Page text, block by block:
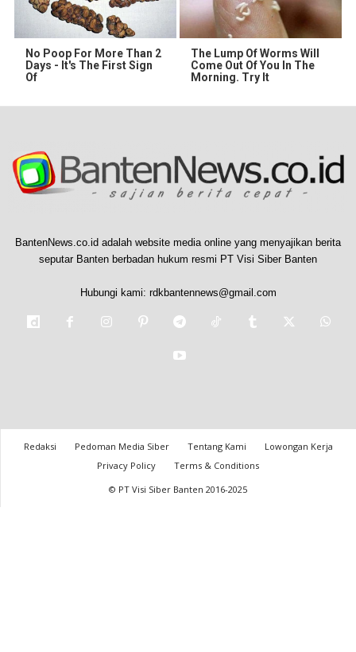
No Poop For More Than 2
Days - It's The First Sign
Of
The Lump Of Worms Will
Come Out Of You In The
Morning. Try It
BantenNews.co.id adalah website media online yang menyajikan berita
seputar Banten berbadan hukum resmi PT Visi Siber Banten
Hubungi kami: rdkbantennews@gmail.com
Redaksi Pedoman Media Siber Tentang Kami
Lowongan Kerja
Privacy Policy
Terms & Conditions
© PT Visi Siber Banten 2016-2025